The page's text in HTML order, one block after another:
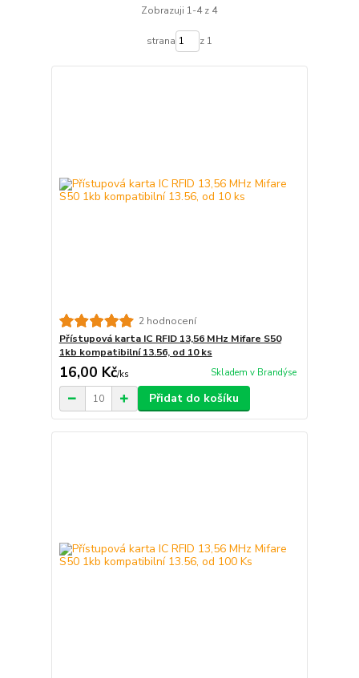
Zobrazuji 1-4 z 4
strana z 1
2 hodnocení
Přístupová karta IC RFID 13,56 MHz Mifare S50
1kb kompatibilní 13.56, od 10 ks
16,00 Kč/ks Skladem v Brandýse
Přidat do košíku